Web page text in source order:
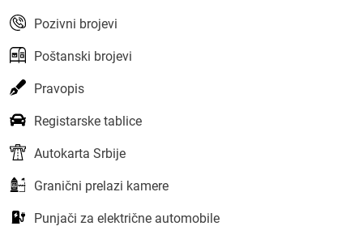
Pozivni brojevi
Poštanski brojevi
Pravopis
Registarske tablice
Autokarta Srbije
Granični prelazi kamere
Punjači za električne automobile